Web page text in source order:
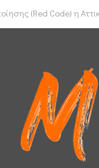
(Red Code) η
με το Ιράν για